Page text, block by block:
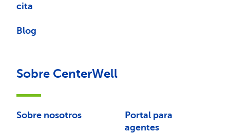
cita
Blog
Sobre CenterWell
Sobre nosotros
Portal para
agentes